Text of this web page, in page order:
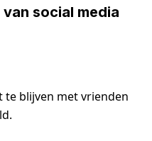
social media
te blijven met vrienden